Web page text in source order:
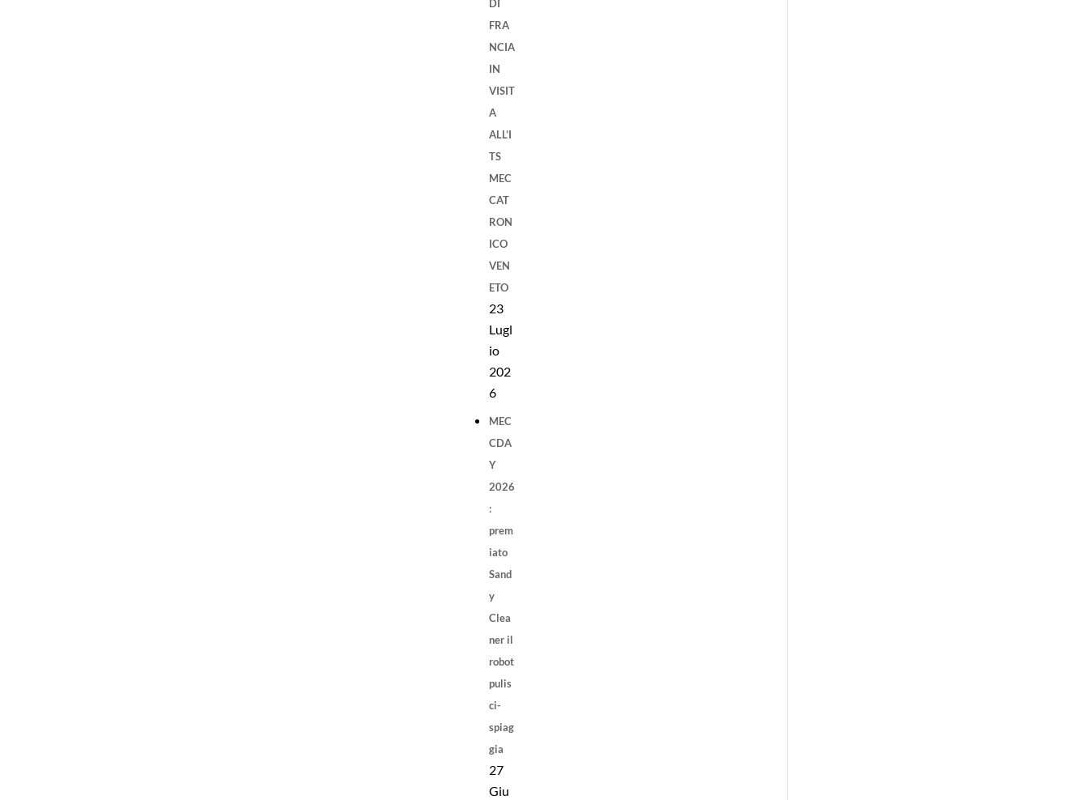
DI
FRA
NCIA
IN
VISIT
A
ALL’I
TS
MEC
CAT
RON
ICO
VEN
ETO
23
Lugl
io
202
6
MEC
CDA
Y
2026
:
prem
iato
Sand
y
Clea
ner il
robot
pulis
ci-
spiag
gia
27
Giu